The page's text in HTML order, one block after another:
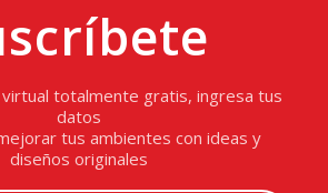
totalmente gratis, ingresa tus
datos
tus ambientes con ideas y
diseños originales